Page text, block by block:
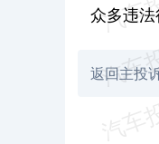
众多违
返回主投